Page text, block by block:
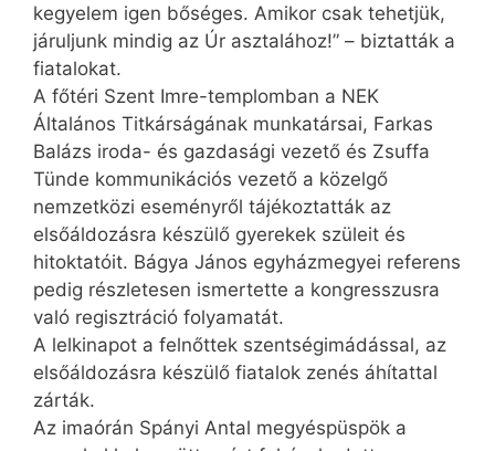
kegyelem igen bőséges. Amikor csak tehetjük,
járuljunk mindig az Úr asztalához!” – biztatták a
fiatalokat.
A főtéri Szent Imre-templomban a NEK
Általános Titkárságának munkatársai, Farkas
Balázs iroda- és gazdasági vezető és Zsuffa
Tünde kommunikációs vezető a közelgő
nemzetközi eseményről tájékoztatták az
elsőáldozásra készülő gyerekek szüleit és
hitoktatóit. Bágya János egyházmegyei referens
pedig részletesen ismertette a kongresszusra
való regisztráció folyamatát.
A lelkinapot a felnőttek szentségimádással, az
elsőáldozásra készülő fiatalok zenés áhítattal
zárták.
Az imaórán Spányi Antal megyéspüspök a